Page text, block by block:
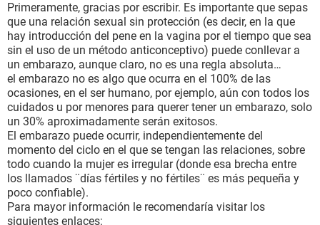
Primeramente, gracias por escribir. Es importante que sepas
que una relación sexual sin protección (es decir, en la que
hay introducción del pene en la vagina por el tiempo que sea
sin el uso de un método anticonceptivo) puede conllevar a
un embarazo, aunque claro, no es una regla absoluta…
el embarazo no es algo que ocurra en el 100% de las
ocasiones, en el ser humano, por ejemplo, aún con todos los
cuidados u por menores para querer tener un embarazo, solo
un 30% aproximadamente serán exitosos.
El embarazo puede ocurrir, independientemente del
momento del ciclo en el que se tengan las relaciones, sobre
todo cuando la mujer es irregular (donde esa brecha entre
los llamados ¨días fértiles y no fértiles¨ es más pequeña y
poco confiable).
Para mayor información le recomendaría visitar los
siguientes enlaces: